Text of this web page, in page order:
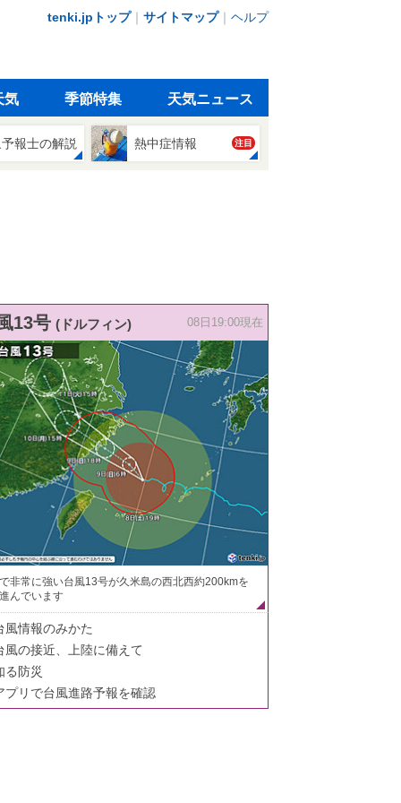
tenki.jpトップ｜ サイトマップ｜ ヘルプ
気 季節特集 天気ニュース
報士の解説 熱中症情報 注目
13号 (ドルフィン) 08日19:00現在
非常に強い台風13号が久米島の西北西約200kmを
んでいます
風情報のみかた
風の接近、上陸に備えて
る防災
プリで台風進路予報を確認